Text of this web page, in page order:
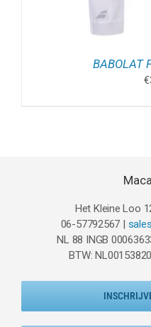
BABOLAT
€
Het Kleine Loo
06-57792567 |
NL 88 INGB
BTW: